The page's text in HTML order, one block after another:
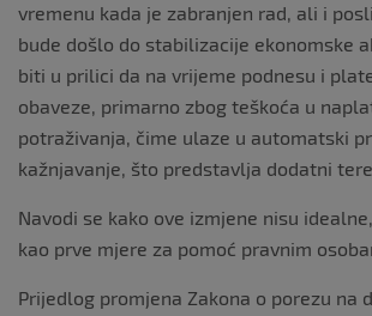
vremenu kada je zabranjen rad, ali i
bude došlo do stabilizacije ekonomske
biti u prilici da na vrijeme podnesu i
obaveze, primarno zbog teškoća u
potraživanja, čime ulaze u automatski
kažnjavanje, što predstavlja dodatni
Navodi se kako ove izmjene nisu
kao prve mjere za pomoć pravnim
Prijedlog promjena Zakona o porezu na